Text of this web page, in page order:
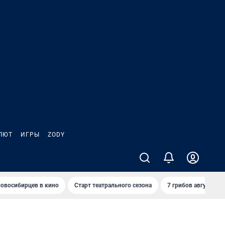
ИГРЫ ZODY
в кино Старт театрального сезона 7 грибов августа